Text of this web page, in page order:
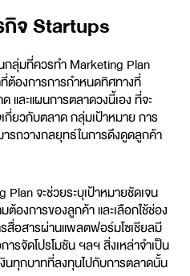
จ Startups
กลุ่มที่ควรทำ Marketing Plan
ที่ต้องการการกำหนดทิศทางที่
และแผนการตลาดวงนี้เอง ที่จะ
เกี่ยวกับตลาด กลุ่มเป้าหมาย การ
ารถวางกลยุทธ์ในการดึงดูดลูกค้า
จะช่วยระบุเป้าหมายชัดเจน
องการของลูกค้า และเลือกใช้ช่อง
สื่อสารผ่านแพลตฟอร์มโซเชียลมี
รจัดโปรโมชัน ฯลฯ สิ่งเหล่าจำเป็น
นทุกบาทที่ลงทุนไปกับการตลาดนั้น